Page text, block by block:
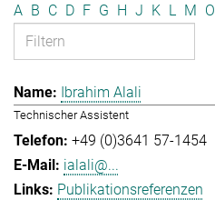
A B C D F G H J K L M O
Ibrahim Alali
Technischer Assistent
+49 (0)3641 57-1454
ialali@...
Publikationsreferenzen